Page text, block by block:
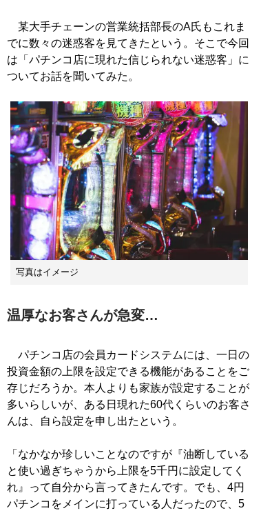
某大手チェーンの営業統括部長のA氏もこれま
でに数々の迷惑客を見てきたという。そこで今回
は「パチンコ店に現れた信じられない迷惑客」に
ついてお話を聞いてみた。
写真はイメージ
温厚なお客さんが急変…
パチンコ店の会員カードシステムには、一日の
投資金額の上限を設定できる機能があることをご
存じだろうか。本人よりも家族が設定することが
多いらしいが、ある日現れた60代くらいのお客さ
んは、自ら設定を申し出たという。
「なかなか珍しいことなのですが『油断している
と使い過ぎちゃうから上限を5千円に設定してく
れ』って自分から言ってきたんです。でも、4円
パチンコをメインに打っている人だったので、5